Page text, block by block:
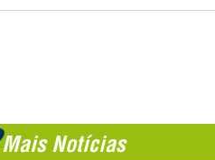
Mais Notícias